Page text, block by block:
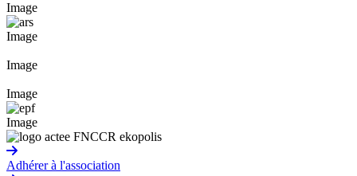
Image
Image
Image
Image
Image
Adhérer à l'association